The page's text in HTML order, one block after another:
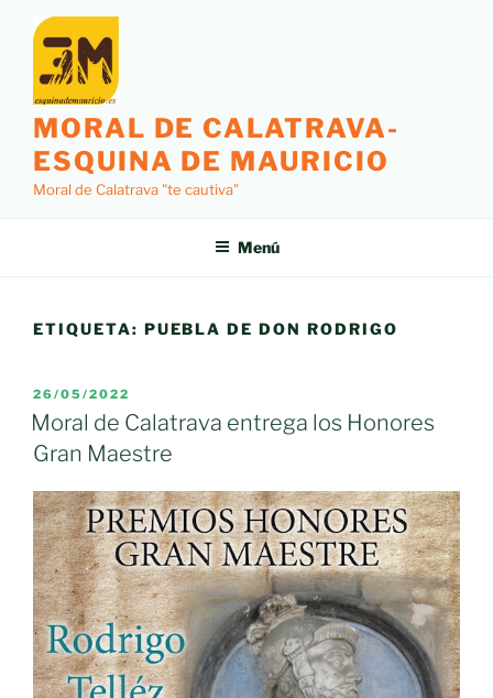
contenido
MORAL DE CALATRAVA-
ESQUINA DE MAURICIO
Moral de Calatrava "te cautiva"
Menú
ETIQUETA: PUEBLA DE DON RODRIGO
PUBLICADO
EL
26/05/2022
Moral de Calatrava entrega los Honores
Gran Maestre